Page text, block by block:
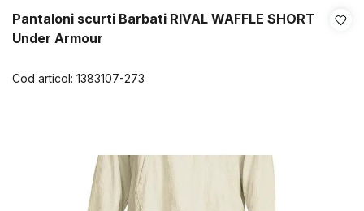
Pantaloni scurti Barbati RIVAL WAFFLE SHORT
Under Armour
Cod articol: 1383107-273